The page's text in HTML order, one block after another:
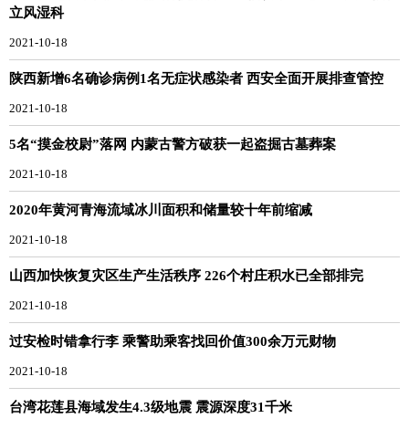
立风湿科
2021-10-18
陕西新增6名确诊病例1名无症状感染者 西安全面开展排查管控
2021-10-18
5名“摸金校尉”落网 内蒙古警方破获一起盗掘古墓葬案
2021-10-18
2020年黄河青海流域冰川面积和储量较十年前缩减
2021-10-18
山西加快恢复灾区生产生活秩序 226个村庄积水已全部排完
2021-10-18
过安检时错拿行李 乘警助乘客找回价值300余万元财物
2021-10-18
台湾花莲县海域发生4.3级地震 震源深度31千米